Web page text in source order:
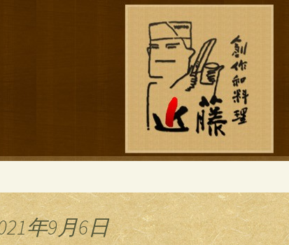
和食「近藤
年9月6日